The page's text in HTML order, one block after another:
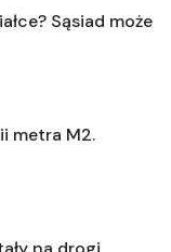
Sąsiad może
metra M2.